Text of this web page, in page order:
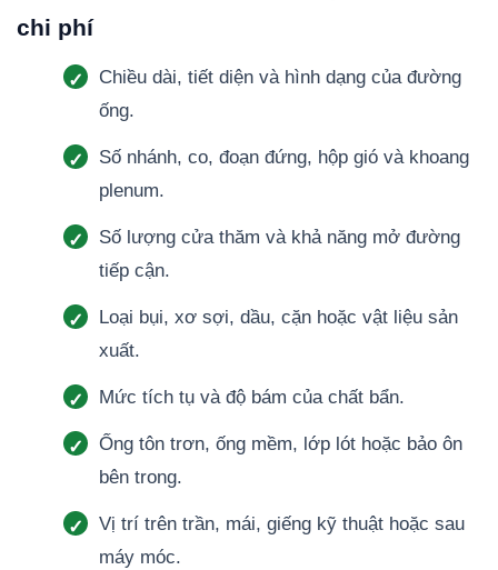
chi phí
Chiều dài, tiết diện và hình dạng của đường
ống.
Số nhánh, co, đoạn đứng, hộp gió và khoang
plenum.
Số lượng cửa thăm và khả năng mở đường
tiếp cận.
Loại bụi, xơ sợi, dầu, cặn hoặc vật liệu sản
xuất.
Mức tích tụ và độ bám của chất bẩn.
Ống tôn trơn, ống mềm, lớp lót hoặc bảo ôn
bên trong.
Vị trí trên trần, mái, giếng kỹ thuật hoặc sau
máy móc.